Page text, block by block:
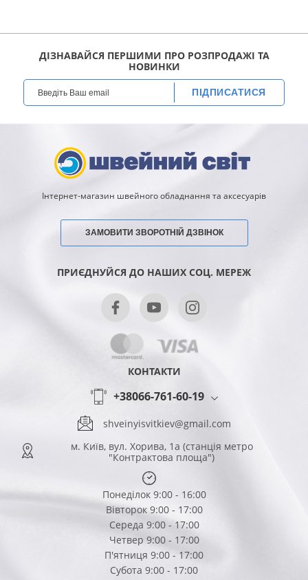
ДІЗНАВАЙСЯ ПЕРШИМИ ПРО РОЗПРОДАЖІ ТА
НОВИНКИ
ПІДПИСАТИСЯ
Інтернет-магазин швейного обладнання та аксесуарів
ЗАМОВИТИ ЗВОРОТНІЙ ДЗВІНОК
ПРИЄДНУЙСЯ ДО НАШИХ СОЦ. МЕРЕЖ
КОНТАКТИ
+38066-761-60-19
shveinyisvitkiev@gmail.com
м. Київ, вул. Хорива, 1а (станція метро
"Контрактова площа")
Понеділок 9:00 - 16:00
Вівторок 9:00 - 17:00
Середа 9:00 - 17:00
Четвер 9:00 - 17:00
П'ятниця 9:00 - 17:00
Субота 9:00 - 17:00